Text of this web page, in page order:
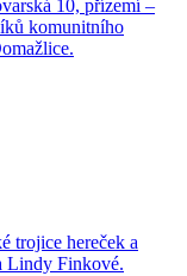
10, přízemí –
komunitního
trojice hereček a
Lindy Finkové.